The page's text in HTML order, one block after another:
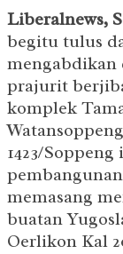
Liberalnews,
begitu tulus
mengabdikan
prajurit
komplek
1423/
memasang
buatan
Oerlikon Kal